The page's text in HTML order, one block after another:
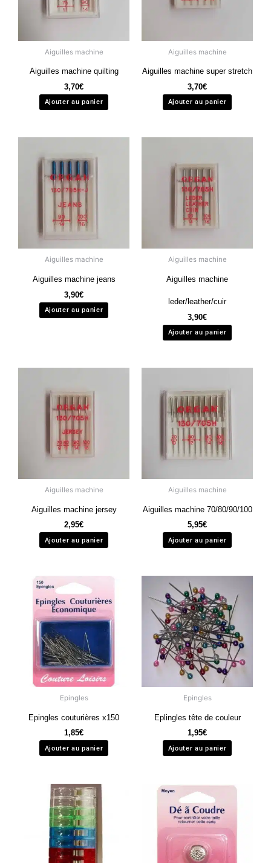
Aiguilles machine
Aiguilles machine quilting
3,70€
Ajouter au panier
Aiguilles machine
Aiguilles machine super stretch
3,70€
Ajouter au panier
Aiguilles machine
Aiguilles machine jeans
3,90€
Ajouter au panier
Aiguilles machine
Aiguilles machine
leder/leather/cuir
3,90€
Ajouter au panier
Aiguilles machine
Aiguilles machine jersey
2,95€
Ajouter au panier
Aiguilles machine
Aiguilles machine 70/80/90/100
5,95€
Ajouter au panier
Epingles
Epingles couturières x150
1,85€
Ajouter au panier
Epingles
Eplingles tête de couleur
1,95€
Ajouter au panier